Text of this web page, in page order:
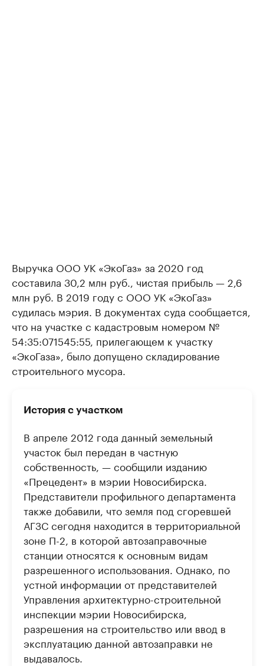
Выручка ООО УК «ЭкоГаз» за 2020 год
составила 30,2 млн руб., чистая прибыль — 2,6
млн руб. В 2019 году с ООО УК «ЭкоГаз»
судилась мэрия. В документах суда сообщается,
что на участке с кадастровым номером №
54:35:071545:55, прилегающем к участку
«ЭкоГаза», было допущено складирование
строительного мусора.
История с участком
В апреле 2012 года данный земельный
участок был передан в частную
собственность, — сообщили изданию
«Прецедент» в мэрии Новосибирска.
Представители профильного департамента
также добавили, что земля под сгоревшей
АГЗС сегодня находится в территориальной
зоне П-2, в которой автозаправочные
станции относятся к основным видам
разрешенного использования. Однако, по
устной информации от представителей
Управления архитектурно-строительной
инспекции мэрии Новосибирска,
разрешения на строительство или ввод в
эксплуатацию данной автозаправки не
выдавалось.